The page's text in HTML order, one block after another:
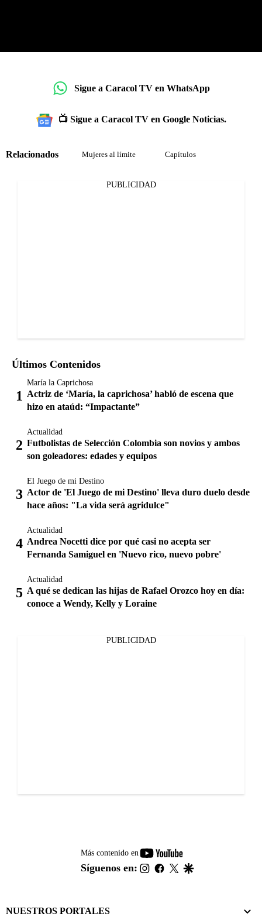
Sigue a Caracol TV en WhatsApp
📺 Sigue a Caracol TV en Google Noticias.
Relacionados Mujeres al límite Capítulos
PUBLICIDAD
Últimos Contenidos
María la Caprichosa
Actriz de ‘María, la caprichosa’ habló de escena que
hizo en ataúd: “Impactante”
Actualidad
Futbolistas de Selección Colombia son novios y ambos
son goleadores: edades y equipos
El Juego de mi Destino
Actor de 'El Juego de mi Destino' lleva duro duelo desde
hace años: "La vida será agridulce"
Actualidad
Andrea Nocetti dice por qué casi no acepta ser
Fernanda Samiguel en 'Nuevo rico, nuevo pobre'
Actualidad
A qué se dedican las hijas de Rafael Orozco hoy en día:
conoce a Wendy, Kelly y Loraine
PUBLICIDAD
Más contenido en
youtube-
footer
Síguenos en: instagram
facebook
twitter
NUESTROS PORTALES